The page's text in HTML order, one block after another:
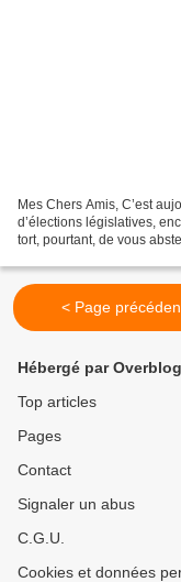
Mes Chers Amis, C’est
d’élections législatives,
tort, pourtant, de vous
< Page
Hébergé par Overblog
Top articles
Pages
Contact
Signaler un abus
C.G.U.
Cookies et données